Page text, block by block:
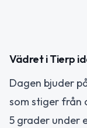
Vädret i Tierp
Dagen bjuder
som stiger från
5 grader under